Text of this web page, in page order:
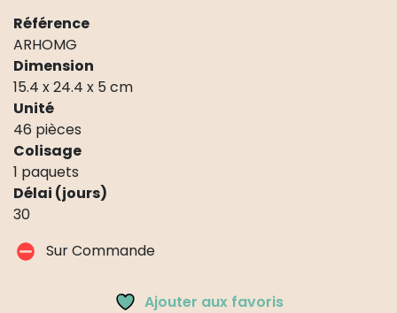
Référence
ARHOMG
Dimension
15.4 x 24.4 x 5 cm
Unité
46 pièces
Colisage
1 paquets
Délai (jours)
30
Sur Commande
Ajouter aux favoris